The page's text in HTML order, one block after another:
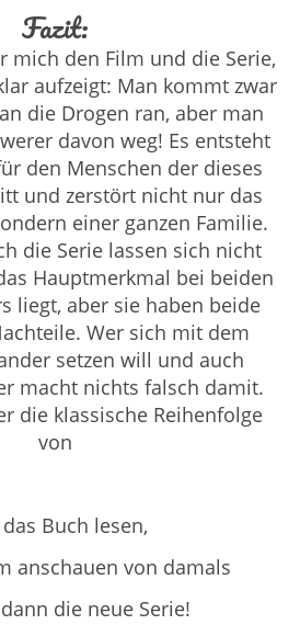
Fazit:
mich den Film und die Serie,
aufzeigt: Man kommt zwar
die Drogen ran, aber man
davon weg! Es entsteht
den Menschen der dieses
und zerstört nicht nur das
einer ganzen Familie.
die Serie lassen sich nicht
Hauptmerkmal bei beiden
liegt, aber sie haben beide
Wer sich mit dem
setzen will und auch
macht nichts falsch damit.
die klassische Reihenfolge
von
Buch lesen,
anschauen von damals
die neue Serie!